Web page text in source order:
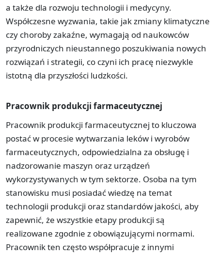
a także dla rozwoju technologii i medycyny.
Współczesne wyzwania, takie jak zmiany klimatyczne
czy choroby zakaźne, wymagają od naukowców
przyrodniczych nieustannego poszukiwania nowych
rozwiązań i strategii, co czyni ich pracę niezwykle
istotną dla przyszłości ludzkości.
Pracownik produkcji farmaceutycznej
Pracownik produkcji farmaceutycznej to kluczowa
postać w procesie wytwarzania leków i wyrobów
farmaceutycznych, odpowiedzialna za obsługę i
nadzorowanie maszyn oraz urządzeń
wykorzystywanych w tym sektorze. Osoba na tym
stanowisku musi posiadać wiedzę na temat
technologii produkcji oraz standardów jakości, aby
zapewnić, że wszystkie etapy produkcji są
realizowane zgodnie z obowiązującymi normami.
Pracownik ten często współpracuje z innymi